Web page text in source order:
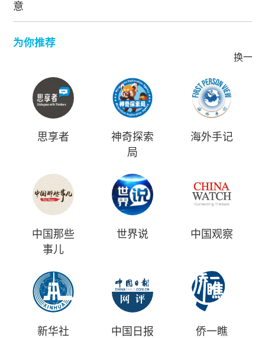
意
为你推荐
换一批
思享者
神奇探索
局
海外手记
中国那些
事儿
世界说 中国观察
新华社
中国日报
侨一瞧